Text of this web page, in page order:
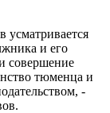
усматривается
и его
совершение
тюменца и
-